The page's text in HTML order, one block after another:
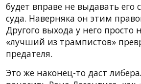
будет вправе не выдавать его
суда. Наверняка он этим
Другого выхода у него просто
«лучший из трампистов»
предателя.
Это же наконец-то даст